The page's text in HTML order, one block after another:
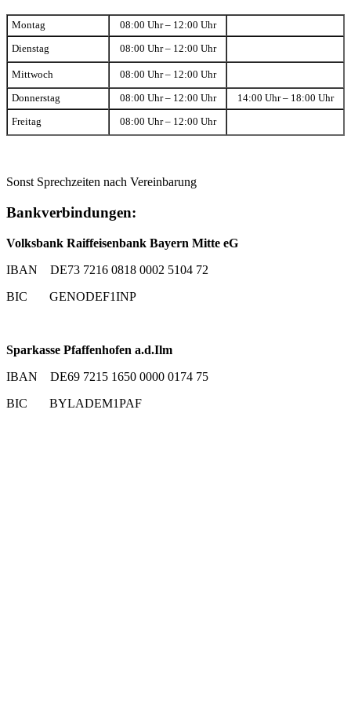
Montag 08:00 Uhr – 12:00 Uhr
Dienstag 08:00 Uhr – 12:00 Uhr
Mittwoch 08:00 Uhr – 12:00 Uhr
Donnerstag 08:00 Uhr – 12:00 Uhr 14:00 Uhr – 18:00 Uhr
Freitag 08:00 Uhr – 12:00 Uhr
Sonst Sprechzeiten nach Vereinbarung
Bankverbindungen:
Volksbank Raiffeisenbank Bayern Mitte eG
IBAN DE73 7216 0818 0002 5104 72
BIC GENODEF1INP
Sparkasse Pfaffenhofen a.d.Ilm
IBAN DE69 7215 1650 0000 0174 75
BIC BYLADEM1PAF